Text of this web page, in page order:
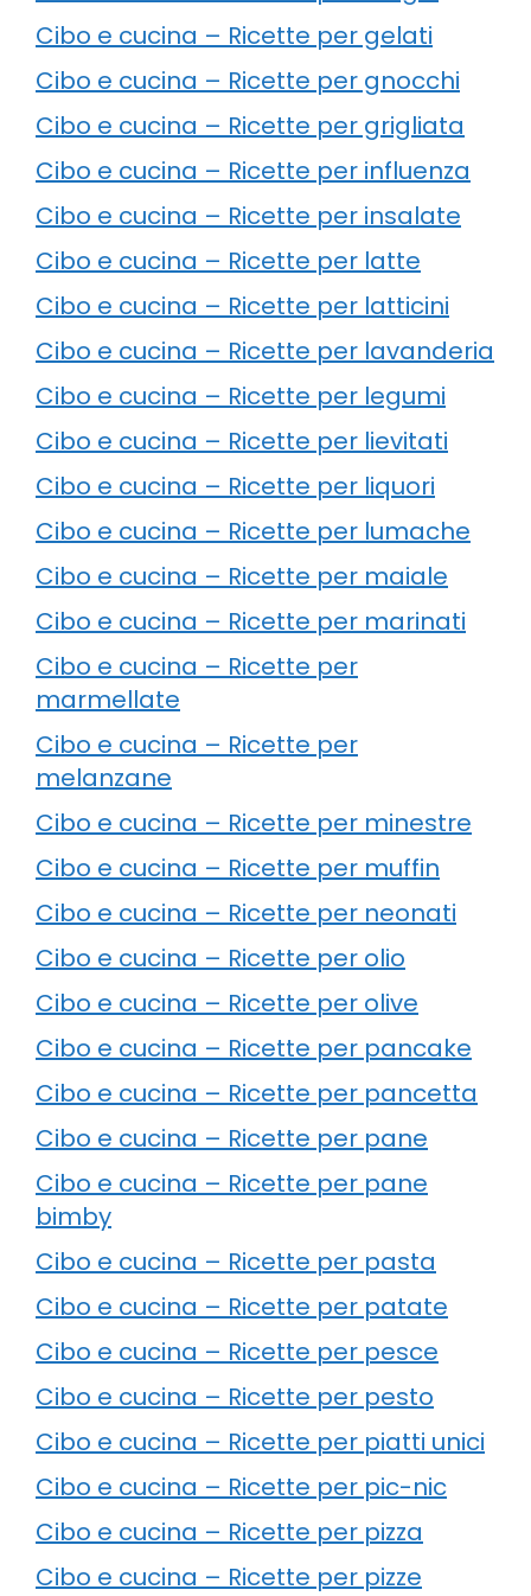
Cibo e cucina – Ricette per gelati
Cibo e cucina – Ricette per gnocchi
Cibo e cucina – Ricette per grigliata
Cibo e cucina – Ricette per influenza
Cibo e cucina – Ricette per insalate
Cibo e cucina – Ricette per latte
Cibo e cucina – Ricette per latticini
Cibo e cucina – Ricette per lavanderia
Cibo e cucina – Ricette per legumi
Cibo e cucina – Ricette per lievitati
Cibo e cucina – Ricette per liquori
Cibo e cucina – Ricette per lumache
Cibo e cucina – Ricette per maiale
Cibo e cucina – Ricette per marinati
Cibo e cucina – Ricette per
marmellate
Cibo e cucina – Ricette per
melanzane
Cibo e cucina – Ricette per minestre
Cibo e cucina – Ricette per muffin
Cibo e cucina – Ricette per neonati
Cibo e cucina – Ricette per olio
Cibo e cucina – Ricette per olive
Cibo e cucina – Ricette per pancake
Cibo e cucina – Ricette per pancetta
Cibo e cucina – Ricette per pane
Cibo e cucina – Ricette per pane
bimby
Cibo e cucina – Ricette per pasta
Cibo e cucina – Ricette per patate
Cibo e cucina – Ricette per pesce
Cibo e cucina – Ricette per pesto
Cibo e cucina – Ricette per piatti unici
Cibo e cucina – Ricette per pic-nic
Cibo e cucina – Ricette per pizza
Cibo e cucina – Ricette per pizze